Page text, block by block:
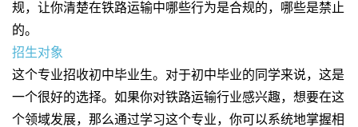
规，让你清楚在铁路运输中哪些行为是合规的，哪些是禁止
的。
招生对象
这个专业招收初中毕业生。对于初中毕业的同学来说，这是
一个很好的选择。如果你对铁路运输行业感兴趣，想要在这
个领域发展，那么通过学习这个专业，你可以系统地掌握相